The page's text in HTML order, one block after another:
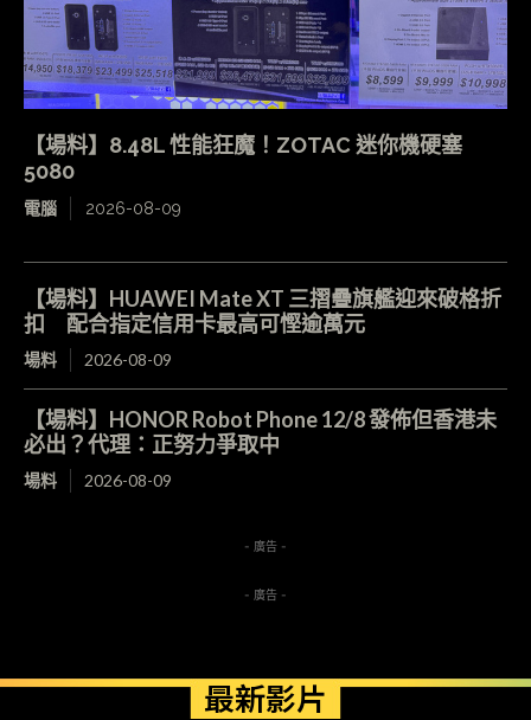
【場料】8.48L 性能狂魔！ZOTAC 迷你機硬塞
5080
電腦 2026-08-09
【場料】HUAWEI Mate XT 三摺疊旗艦迎來破格折
扣 配合指定信用卡最高可慳逾萬元
場料 2026-08-09
【場料】HONOR Robot Phone 12/8 發佈但香港未
必出？代理：正努力爭取中
場料 2026-08-09
- 廣告 -
- 廣告 -
最新影片